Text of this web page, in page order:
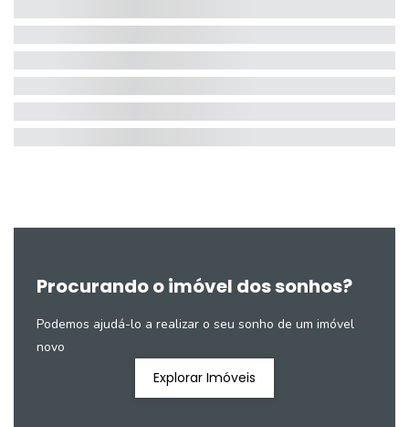
Procurando o imóvel dos sonhos?
Podemos ajudá-lo a realizar o seu sonho de um imóvel
novo
Explorar Imóveis